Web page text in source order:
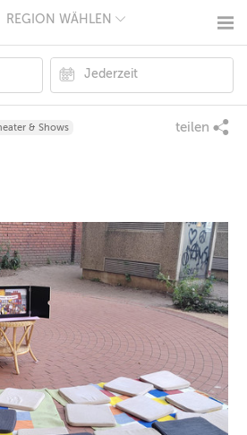
REGION WÄHLEN
MÜNCHEN
HAMBURG
FRANKFURT
KÖLN
DÜSSELDORF
NÜRNBERG
WIEN
ZÜRICH
ANDERE
REGIONEN
& Shows teilen